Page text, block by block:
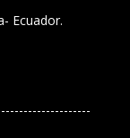
Ecuador.